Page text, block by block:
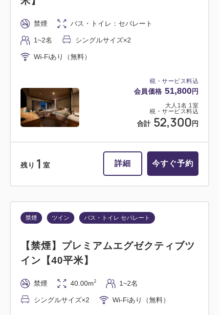
税・サービス料込
会員価格 51,800円
大人 1名 1室
税・サービス料込
合計 52,300 円
禁煙 バス・トイレ：セパレート
1~2名 シングルサイズ×2
Wi-Fiあり（無料）
残り 1 室 詳細 今すぐ予約
禁煙 ツイン バス・トイレ セパレート
【禁煙】プレミアムエグゼクティブツ
イン【40平米】
禁煙 40.00m2 1~2名
シングルサイズ×2 Wi-Fiあり（無料）